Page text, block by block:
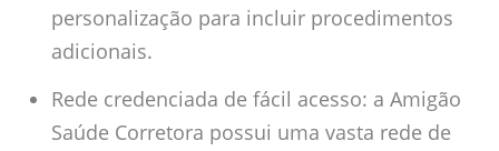
personalização para incluir procedimentos
adicionais.
Rede credenciada de fácil acesso: a Amigão
Saúde Corretora possui uma vasta rede de